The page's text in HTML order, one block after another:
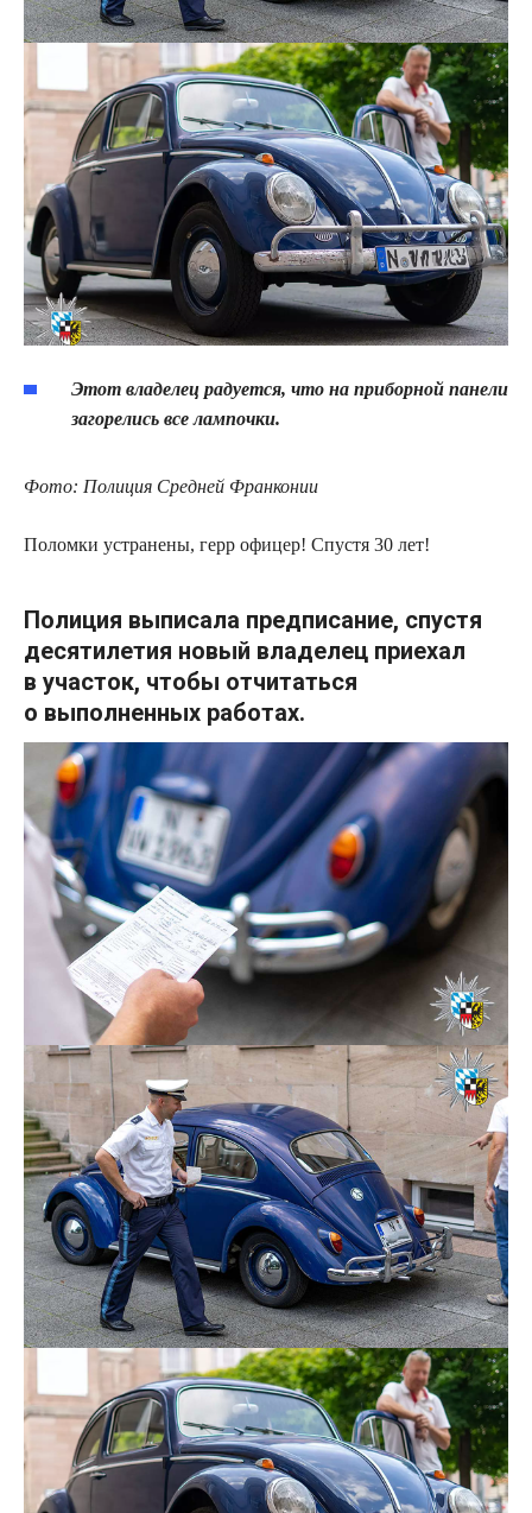
Этот владелец радуется, что на приборной панели
загорелись все лампочки.
Фото: Полиция Средней Франконии
Поломки устранены, герр офицер! Спустя 30 лет!
Полиция выписала предписание, спустя
десятилетия новый владелец приехал
в участок, чтобы отчитаться
о выполненных работах.